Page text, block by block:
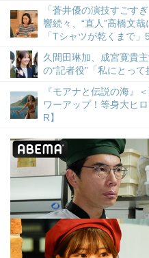
「蒼井優の演技すごす
響続々、“直人”高橋文
「Tシャツが乾くまで」
久間田琳加、成宮寛貴
の“記者役”「私にとって
『モアナと伝説の海』
ワーアップ！等身大ヒ
R】